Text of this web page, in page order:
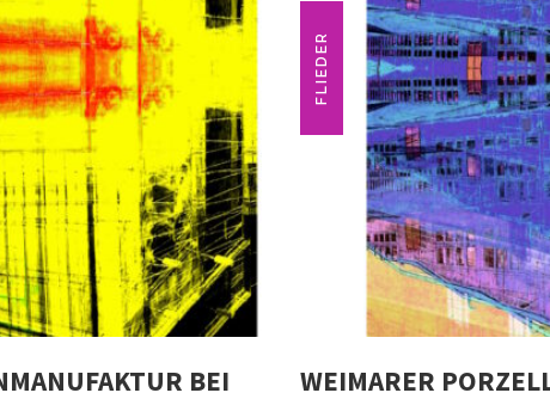
BEI
FLIEDER
WEIMARER